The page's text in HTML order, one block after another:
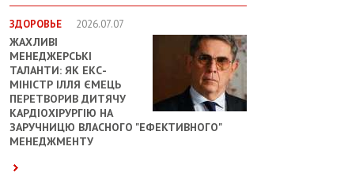
ЗДОРОВЬЕ 2026.07.07
ЖАХЛИВІ
МЕНЕДЖЕРСЬКІ
ТАЛАНТИ: ЯК ЕКС-
МІНІСТР ІЛЛЯ ЄМЕЦЬ
ПЕРЕТВОРИВ ДИТЯЧУ
КАРДІОХІРУРГІЮ НА
ЗАРУЧНИЦЮ ВЛАСНОГО "ЕФЕКТИВНОГО"
МЕНЕДЖМЕНТУ